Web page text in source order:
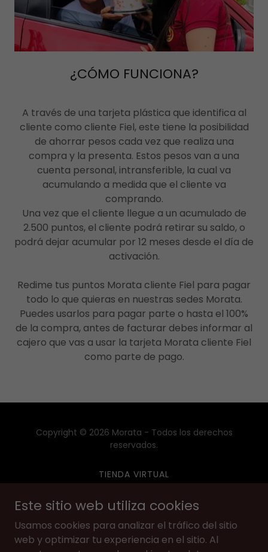
¿CÓMO FUNCIONA?
A través de una tarjeta plástica que identifica al
cliente como cliente Fiel, este tiene la posibilidad
de ahorrar pesos cada vez que realiza una
compra y la presenta. Estos pesos van a una
cuenta personal, intransferible, la cual va
acumulando a medida que el cliente va
comprando.
Una vez que el cliente llegue a un acumulado de
2.500 puntos, el cliente podrá retirar su saldo, o
podrá dejar acumular por 12 meses desde el día de
activación.
Redime tus puntos Morata cliente Fiel para pagar
todo lo que quieras en nuestras sedes Morata.
Puedes usarlos para pagar parte o hasta el 100%
de la compra, antes de facturar debes informar al
cajero que vas a usar la tarjeta Morata cliente Fiel
como parte de pago.
Copyright © 2026 Morata - Todos los derechos
reservados.
TIENDA VIRTUAL
TRATAMIENTO DE DATOS
POLÍTICA DE PRIVACIDAD
TÉRMINOS Y CONDICIONES
Este sitio web utiliza cookies
Usamos cookies para analizar el tráfico del sitio
web y optimizar tu experiencia en el sitio. Al